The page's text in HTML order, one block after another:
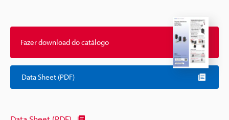
Fazer download do catálogo
Data Sheet (PDF)